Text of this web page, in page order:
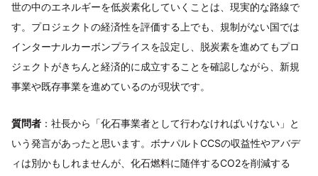
世の中のエネルギーを低炭素化していくことは、現実的な路線で
す。プロジェクトの経済性を評価する上でも、規制がない国では
インターナルカーボンプライスを設定し、脱炭素を進めてもプロ
ジェクトがきちんと経済的に成立することを確認しながら、新規
事業や既存事業を進めているのが現状です。
質問者 ：社長から「化石事業者として行わなければいけない」と
いう発言があったと思います。ボナパルトCCSの収益性やアバデ
ィは別かもしれませんが、化石燃料に随伴するCO2を削減する